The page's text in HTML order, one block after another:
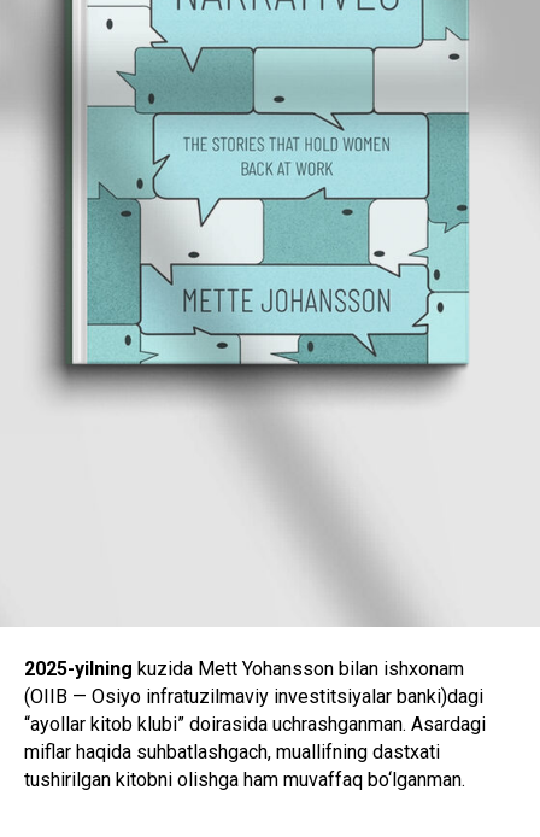
2025-yilning kuzida Mett Yohansson bilan ishxonam
(OIIB — Osiyo infratuzilmaviy investitsiyalar banki)dagi
“ayollar kitob klubi” doirasida uchrashganman. Asardagi
miflar haqida suhbatlashgach, muallifning dastxati
tushirilgan kitobni olishga ham muvaffaq bo‘lganman.